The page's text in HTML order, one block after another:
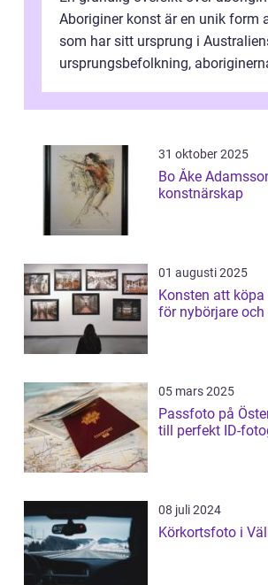
Aboriginer konst är en unik form
som har sitt ursprung i
ursprungsbefolkning,
31 oktober 2025
Bo Åke
konstnärskap
01 augusti 2025
Konsten att
för nybörjare
05 mars 2025
Passfoto på
till perfekt ID-
08 juli 2024
Körkortsfoto i